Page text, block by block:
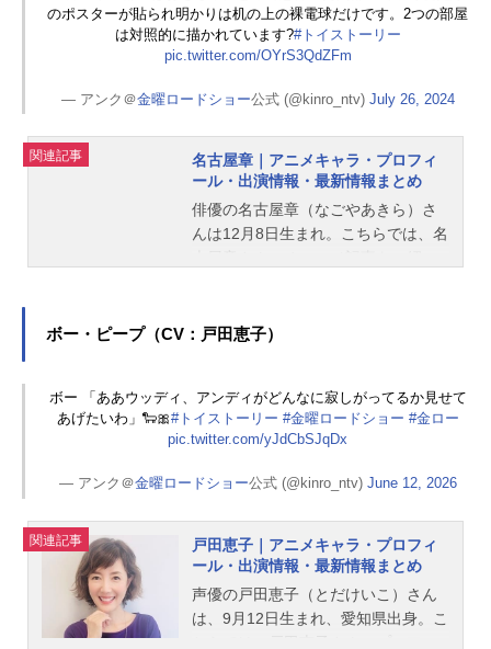
のポスターが貼られ明かりは机の上の裸電球だけです。2つの部屋
は対照的に描かれています?#トイストーリー
pic.twitter.com/OYrS3QdZFm
— アンク＠金曜ロードショー公式 (@kinro_ntv) July 26, 2024
関連記事
名古屋章｜アニメキャラ・プロフィ
ール・出演情報・最新情報まとめ
俳優の名古屋章（なごやあきら）さ
んは12月8日生まれ。こちらでは、名
ボー・ピープ（CV：戸田恵子）
ボー 「ああウッディ、アンディがどんなに寂しがってるか見せて
あげたいわ」🐑🎀#トイストーリー #金曜ロードショー #金ロー
pic.twitter.com/yJdCbSJqDx
— アンク＠金曜ロードショー公式 (@kinro_ntv) June 12, 2026
関連記事
戸田恵子｜アニメキャラ・プロフィ
ール・出演情報・最新情報まとめ
声優の戸田恵子（とだけいこ）さん
は、9月12日生まれ、愛知県出身。こ